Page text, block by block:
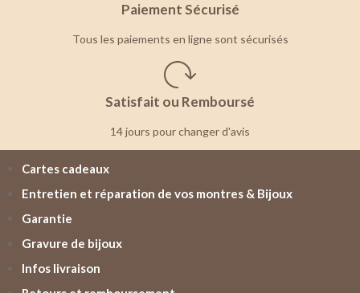
Paiement Sécurisé
Tous les paiements en ligne sont sécurisés
Satisfait ou Remboursé
14 jours pour changer d'avis
Cartes cadeaux
Entretien et réparation de vos montres & Bijoux
Garantie
Gravure de bijoux
Infos livraison